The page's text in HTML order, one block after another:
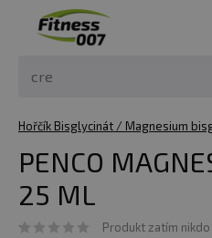
Hořčík Bisglycinát / Magnesium
PENCO
25 ML
Produkt zatím